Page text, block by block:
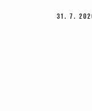
31. 7.